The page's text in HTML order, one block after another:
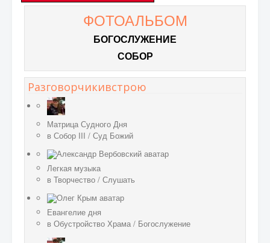
ФОТОАЛЬБОМ
БОГОСЛУЖЕНИЕ
СОБОР
Разговорчикивстрою
Матрица Судного Дня
в Собор III / Суд Божий
Легкая музыка
в Творчество / Слушать
Евангелие дня
в Обустройство Храма / Богослужение